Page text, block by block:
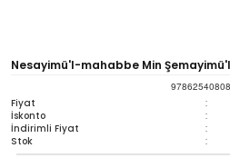
Nesayimü'l-mahabbe Min
Kokularından Sevgi Esintileri
Fiyat :
İskonto :
İndirimli Fiyat :
Stok :